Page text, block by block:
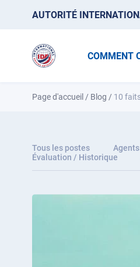
AUTORITÉ
COMMENT
Page d'accueil / Blog / 10
Tous les postes Agents
Évaluation / Historique